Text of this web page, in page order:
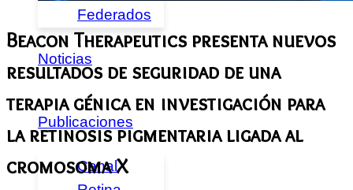
Federados
Noticias
Publicaciones
Canal
Beacon Therapeutics presenta nuevos
resultados de seguridad de una
terapia génica en investigación para
la retinosis pigmentaria ligada al
cromosoma X